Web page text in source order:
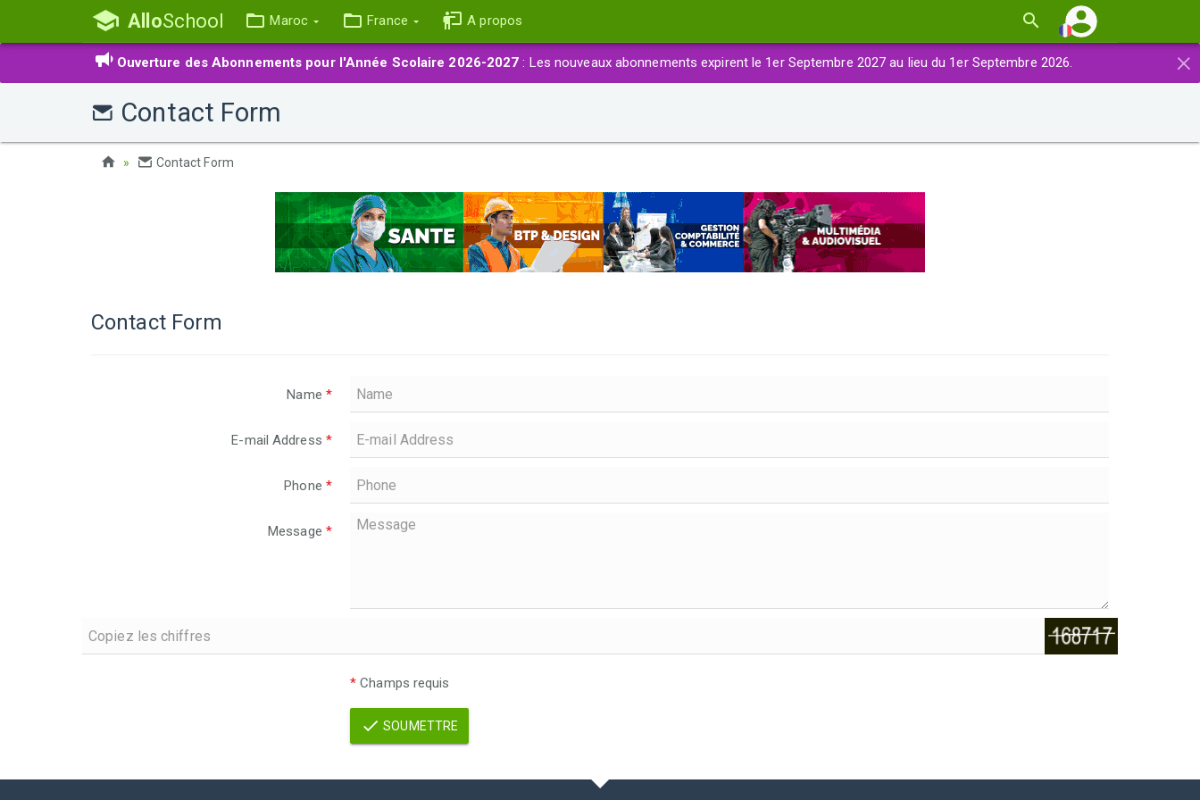
AlloSchool Maroc France A propos
×
Ouverture des Abonnements pour l'Année Scolaire 2026-2027 : Les nouveaux abonnements expirent le 1er Septembre 2027 au lieu du 1er Septembre 2026.
Contact Form
Contact Form
Contact Form
Name *
E-mail Address *
Phone *
Message *
* Champs requis
SOUMETTRE